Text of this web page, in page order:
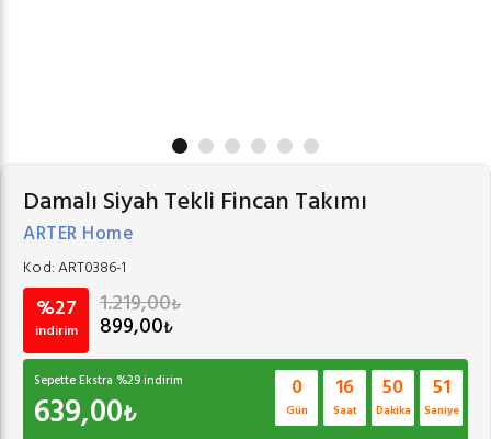
Damalı Siyah Tekli Fincan Takımı
ARTER Home
Kod:ART0386-1
%27
indirim
1.219,00₺
899,00₺
Sepette Ekstra %29indirim
639,00₺
0
Gün
16
Saat
50
Dakika
50
Saniye